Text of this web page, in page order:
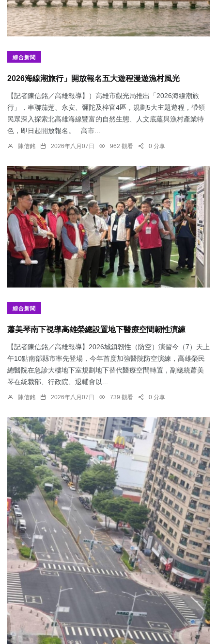
綜合新聞
2026海線潮旅行」開放報名五大遊程漫遊漁村風光
【記者陳信銘／高雄報導】）高雄市觀光局推出「2026海線潮旅
行」，串聯茄萣、永安、彌陀及梓官4區，規劃5大主題遊程，帶領
民眾深入探索北高雄海線豐富的自然生態、人文底蘊與漁村產業特
色，即日起開放報名。 高市...
陳信銘 2026年八月07日 962 觀看 0 分享
綜合新聞
蕭美琴南下視導高雄榮總設置地下醫療空間韌性演練
【記者陳信銘／高雄報導】2026城鎮韌性（防空）演習今（7）天上
午10點南部縣市率先登場，今年首度加強醫院防空演練，高雄榮民
總醫院在急診大樓地下室規劃地下替代醫療空間轉置，副總統蕭美
琴在統裁部、行政院、退輔會以...
陳信銘 2026年八月07日 739 觀看 0 分享